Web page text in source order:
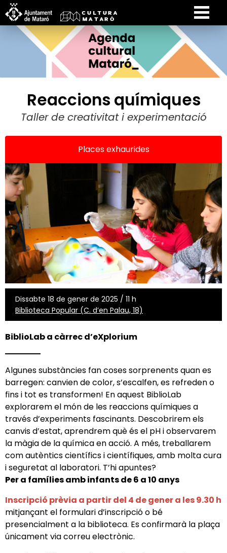
Reaccions químiques
Taller de creativitat i experimentació
Places exhaurides
Dissabte 18 de gener de 2025 / 11 h
Biblioteca Popular (C. d’en Palau, 18)
BiblioLab a càrrec d’eXplorium
Algunes substàncies fan coses sorprenents quan es
barregen: canvien de color, s’escalfen, es refreden o
fins i tot es transformen! En aquest BiblioLab
explorarem el món de les reaccions químiques a
través d’experiments fascinants. Descobrirem els
canvis d’estat, aprendrem què és el pH i observarem
la màgia de la química en acció. A més, treballarem
com autèntics científics i científiques, amb molta cura
i seguretat al laboratori. T’hi apuntes?
Per a famílies amb infants de 6 a 10 anys
Inscripció prèvia a partir del 4 de gener a les 9.30 h
mitjançant el formulari d’inscripció o bé
presencialment a la biblioteca. Es confirmarà la plaça
únicament via correu electrònic.